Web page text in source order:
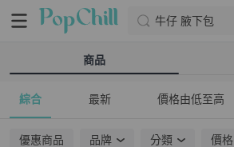
牛仔 腋下包
商品
綜合 最新 價格由低至高
優惠商品 品牌 分類 價格